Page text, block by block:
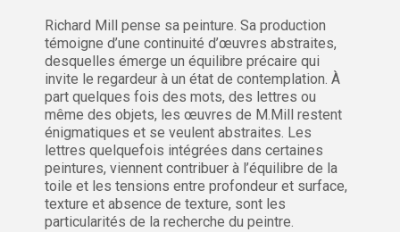
Richard Mill pense sa peinture. Sa production
témoigne d’une continuité d’œuvres abstraites,
desquelles émerge un équilibre précaire qui
invite le regardeur à un état de contemplation. À
part quelques fois des mots, des lettres ou
même des objets, les œuvres de M.Mill restent
énigmatiques et se veulent abstraites. Les
lettres quelquefois intégrées dans certaines
peintures, viennent contribuer à l’équilibre de la
toile et les tensions entre profondeur et surface,
texture et absence de texture, sont les
particularités de la recherche du peintre.